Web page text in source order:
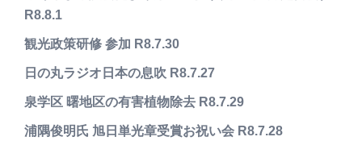
R8.8.1
観光政策研修 参加 R8.7.30
日の丸ラジオ日本の息吹 R8.7.27
泉学区 曙地区の有害植物除去 R8.7.29
浦隅俊明氏 旭日単光章受賞お祝い会 R8.7.28